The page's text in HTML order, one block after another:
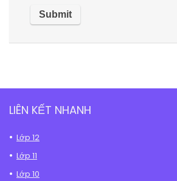
LIÊN KẾT NHANH
Lớp 12
Lớp 11
Lớp 10